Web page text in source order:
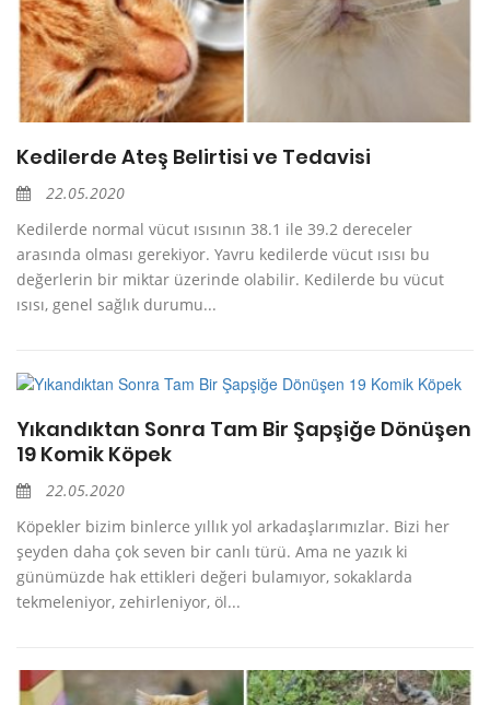
Kedilerde Ateş Belirtisi ve Tedavisi
22.05.2020
Kedilerde normal vücut ısısının 38.1 ile 39.2 dereceler
arasında olması gerekiyor. Yavru kedilerde vücut ısısı bu
değerlerin bir miktar üzerinde olabilir. Kedilerde bu vücut
ısısı, genel sağlık durumu...
Yıkandıktan Sonra Tam Bir Şapşiğe Dönüşen
19 Komik Köpek
22.05.2020
Köpekler bizim binlerce yıllık yol arkadaşlarımızlar. Bizi her
şeyden daha çok seven bir canlı türü. Ama ne yazık ki
günümüzde hak ettikleri değeri bulamıyor, sokaklarda
tekmeleniyor, zehirleniyor, öl...